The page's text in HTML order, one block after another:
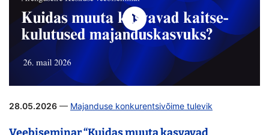
28.05.2026 — Majanduse konkurentsivõime tulevik